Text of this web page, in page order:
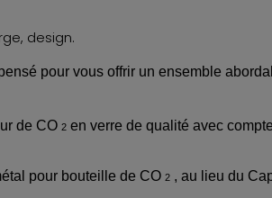
design.
pour vous offrir un ensemble
de CO 2 en verre de qualité avec
pour bouteille de CO 2 , au lieu du